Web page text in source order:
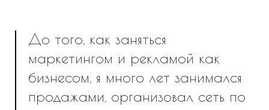
До того, как заняться
маркетингом и рекламой как
бизнесом, я много лет занимался
продажами, организовал сеть по